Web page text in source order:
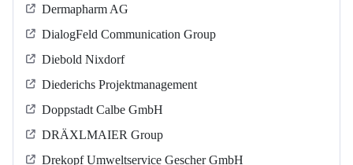
Dermapharm AG
DialogFeld Communication Group
Diebold Nixdorf
Diederichs Projektmanagement
Doppstadt Calbe GmbH
DRÄXLMAIER Group
Drekopf Umweltservice Gescher GmbH